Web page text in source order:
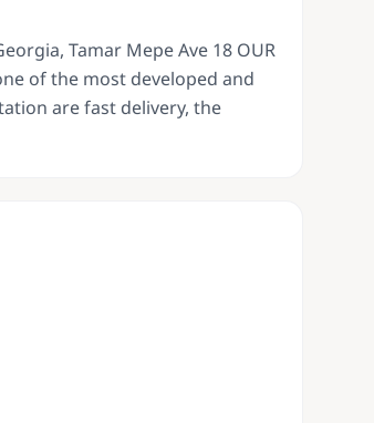
Tamar Mepe Ave 18 OUR
of the most developed and
are fast delivery, the